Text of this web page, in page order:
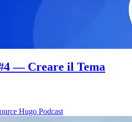
— Creare il Tema
Hugo Podcast